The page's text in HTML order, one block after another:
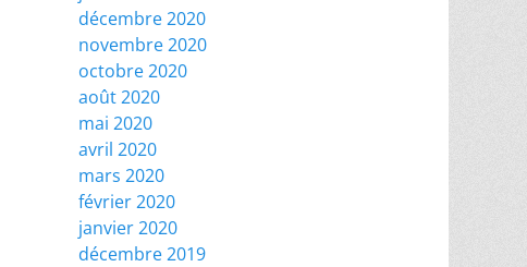
décembre 2020
novembre 2020
octobre 2020
août 2020
mai 2020
avril 2020
mars 2020
février 2020
janvier 2020
décembre 2019